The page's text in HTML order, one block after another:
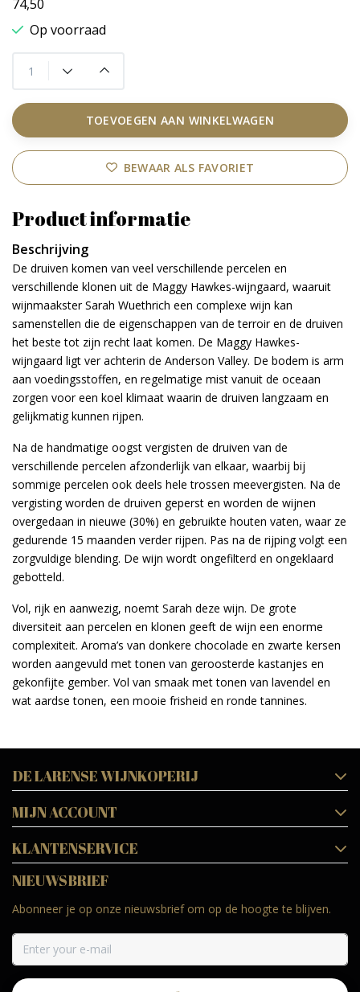
74,50
Op voorraad
TOEVOEGEN AAN WINKELWAGEN
BEWAAR ALS FAVORIET
Product informatie
Beschrijving
De druiven komen van veel verschillende percelen en
verschillende klonen uit de Maggy Hawkes-wijngaard, waaruit
wijnmaakster Sarah Wuethrich een complexe wijn kan
samenstellen die de eigenschappen van de terroir en de druiven
het beste tot zijn recht laat komen. De Maggy Hawkes-
wijngaard ligt ver achterin de Anderson Valley. De bodem is arm
aan voedingsstoffen, en regelmatige mist vanuit de oceaan
zorgen voor een koel klimaat waarin de druiven langzaam en
gelijkmatig kunnen rijpen.
Na de handmatige oogst vergisten de druiven van de
verschillende percelen afzonderlijk van elkaar, waarbij bij
sommige percelen ook deels hele trossen meevergisten. Na de
vergisting worden de druiven geperst en worden de wijnen
overgedaan in nieuwe (30%) en gebruikte houten vaten, waar ze
gedurende 15 maanden verder rijpen. Pas na de rijping volgt een
zorgvuldige blending. De wijn wordt ongefilterd en ongeklaard
gebotteld.
Vol, rijk en aanwezig, noemt Sarah deze wijn. De grote
diversiteit aan percelen en klonen geeft de wijn een enorme
complexiteit. Aroma’s van donkere chocolade en zwarte kersen
worden aangevuld met tonen van geroosterde kastanjes en
gekonfijte gember. Vol van smaak met tonen van lavendel en
wat aardse tonen, een mooie frisheid en ronde tannines.
DE LARENSE WIJNKOPERIJ
MIJN ACCOUNT
KLANTENSERVICE
NIEUWSBRIEF
Abonneer je op onze nieuwsbrief om op de hoogte te blijven.